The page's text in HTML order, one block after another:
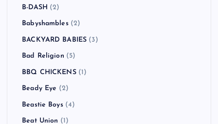
B-DASH (2)
Babyshambles(2)
BACKYARD BABIES (3)
Bad Religion (5)
BBQ CHICKENS(1)
Beady Eye (2)
Beastie Boys(4)
Beat Union (1)